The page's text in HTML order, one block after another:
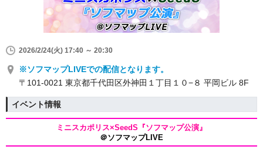
2026/2/24(火) 17:40 ～ 20:30
※ソフマップLIVEでの配信となります。
〒101-0021 東京都千代田区外神田１丁目１０−８ 平岡ビル 8F
イベント情報
ミニスカポリス×SeedS『ソフマップ公演』
＠ソフマップLIVE